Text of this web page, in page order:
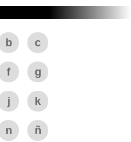
b c
f g
j k
n ñ